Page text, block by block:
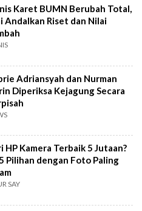
Karet BUMN Berubah Total,
Andalkan Riset dan Nilai
Adriansyah dan Nurman
Diperiksa Kejagung Secara
HP Kamera Terbaik 5 Jutaan?
Pilihan dengan Foto Paling
SAY